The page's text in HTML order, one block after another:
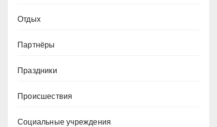
Отдых
Партнёры
Праздники
Происшествия
Социальные учреждения